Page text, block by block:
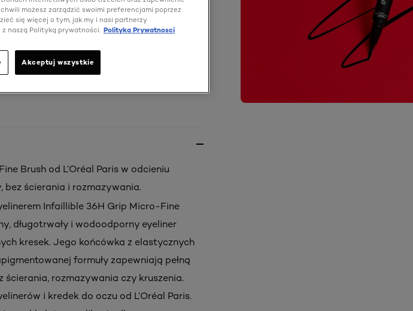
Brush od L’Oréal Paris w odcieniu
bez ścierania i rozmazywania.
Infaillible 36H Grip Micro-Fine
długotrwały i wodoodporny eyeliner
kresek. Jego końcówka z elastycznych
formuły zapewniają pełną
rozmazywania czy kruszenia.
i kredek do oczu od L’Oréal Paris.
możesz zarządzić swoimi preferencjami poprzez
się więcej o tym, jak my i nasi partnerzy
naszą Polityką prywatności. Polityka Prywatnosci
Akceptuj wszystkie